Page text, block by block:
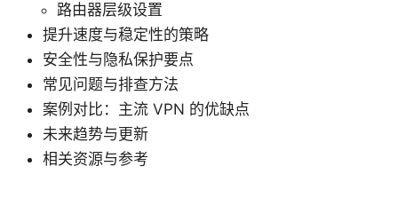
路由器层级设置
提升速度与稳定性的策略
安全性与隐私保护要点
常见问题与排查方法
案例对比：主流 VPN 的优缺点
未来趋势与更新
相关资源与参考